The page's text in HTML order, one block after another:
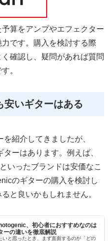
算をアンプやエフェクター
です。購入を検討する際
確認し、疑問があれば質問
。
いギターはある
紹介してきましたが、
ーはあります。例えば、
いったブランドは安価なこ
のギターの購入を検討し
と良いかもしれません。
、初心者におすすめなのは
ーの違いを徹底解説
いと思ったとき、まず直面するのが「どの